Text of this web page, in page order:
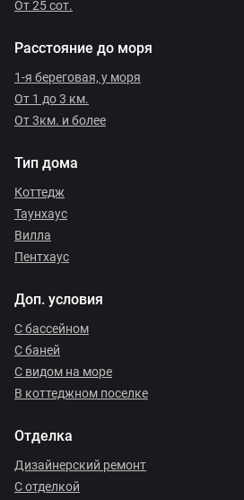
От 25 сот.
Расстояние до моря
1-я береговая, у моря
От 1 до 3 км.
От 3км. и более
Тип дома
Коттедж
Таунхаус
Вилла
Пентхаус
Доп. условия
С бассейном
С баней
С видом на море
В коттеджном поселке
Отделка
Дизайнерский ремонт
С отделкой